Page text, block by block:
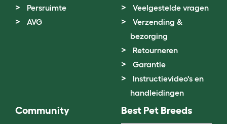
Persruimte
AVG
Veelgestelde vragen
Verzending &
bezorging
Retourneren
Garantie
Instructievideo's en
handleidingen
Community Best Pet Breeds